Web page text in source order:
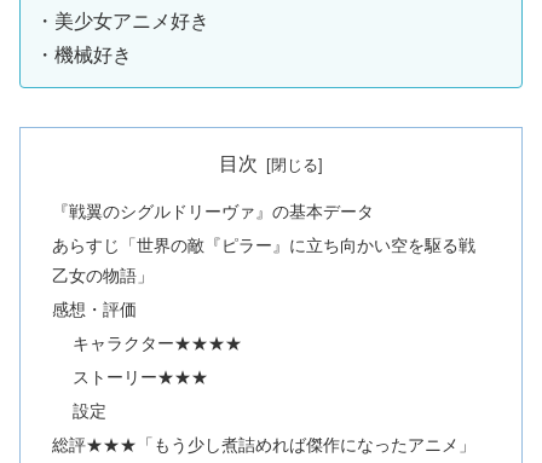
・美少女アニメ好き
・機械好き
目次
『戦翼のシグルドリーヴァ』の基本データ
あらすじ「世界の敵『ピラー』に立ち向かい空を駆る戦
乙女の物語」
感想・評価
キャラクター★★★★
ストーリー★★★
設定
総評★★★「もう少し煮詰めれば傑作になったアニメ」